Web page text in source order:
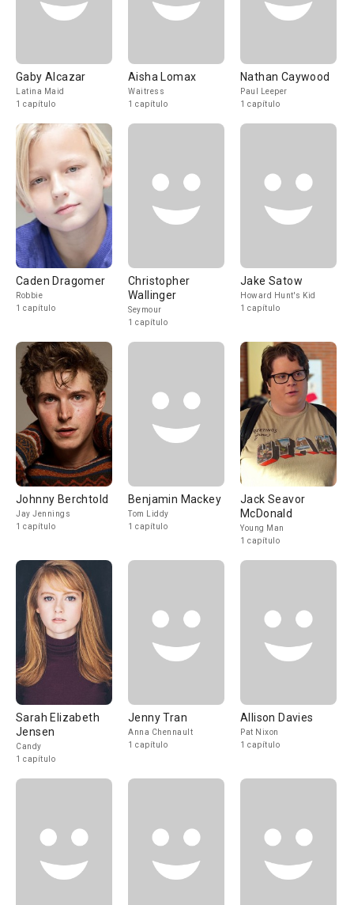
Gaby Alcazar
Latina Maid
1 capítulo
Aisha Lomax
Waitress
1 capítulo
Nathan Caywood
Paul Leeper
1 capítulo
Caden Dragomer
Robbie
1 capítulo
Christopher
Wallinger
Seymour
1 capítulo
Jake Satow
Howard Hunt's Kid
1 capítulo
Johnny Berchtold
Jay Jennings
1 capítulo
Benjamin Mackey
Tom Liddy
1 capítulo
Jack Seavor
McDonald
Young Man
1 capítulo
Sarah Elizabeth
Jensen
Candy
1 capítulo
Jenny Tran
Anna Chennault
1 capítulo
Allison Davies
Pat Nixon
1 capítulo